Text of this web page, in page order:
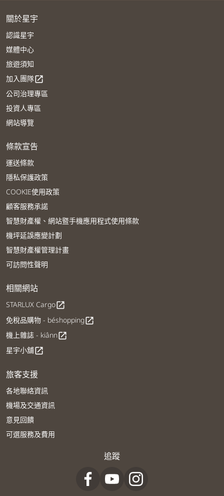
關於星宇
認識星宇
媒體中心
旅遊須知
加入團隊open_in_new
公司治理專區
投資人專區
網站導覽
條款宣告
運送條款
隱私保護政策
COOKIE使用政策
顧客服務承諾
智慧財產權、網站暨手機應用程式使用條款
機坪延誤應變計劃
智慧財產權管理計畫
可訪問性聲明
相關網站
STARLUX Cargoopen_in_new
免稅品購物 - béshoppingopen_in_new
機上雜誌 - kiânnopen_in_new
星宇小舖open_in_new
旅客支援
各地聯絡資訊
機場及交通資訊
意見回饋
可選服務及費用
追蹤